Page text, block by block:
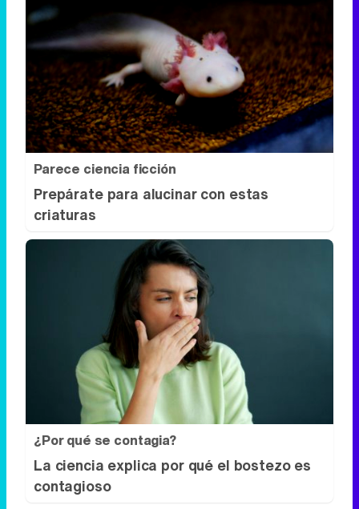
Parece ciencia ficción
Prepárate para alucinar con estas
criaturas
¿Por qué se contagia?
La ciencia explica por qué el bostezo es
contagioso